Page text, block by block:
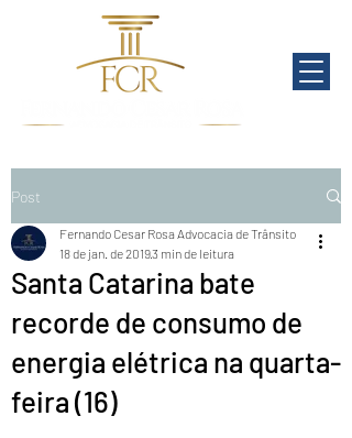
Post
Santa Catarina bate
recorde de consumo de
energia elétrica na quarta-
feira (16)
Fernando Cesar Rosa Advocacia de Trânsito
18 de jan. de 20193 min de leitura